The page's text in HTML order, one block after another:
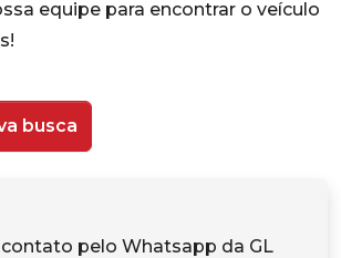
equipe para encontrar o veículo
busca
pelo Whatsapp da GL